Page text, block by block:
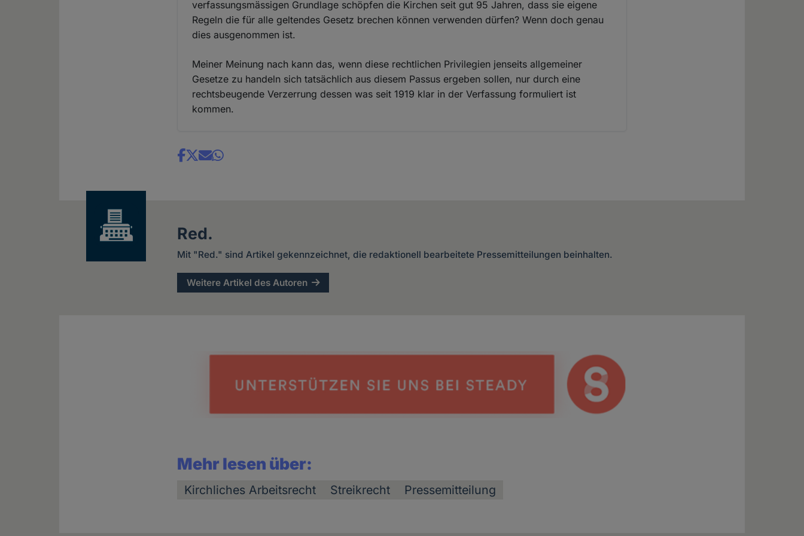
verfassungsmässigen Grundlage schöpfen die Kirchen seit gut 95 Jahren, dass sie eigene
Regeln die für alle geltendes Gesetz brechen können verwenden dürfen? Wenn doch genau
dies ausgenommen ist.
Meiner Meinung nach kann das, wenn diese rechtlichen Privilegien jenseits allgemeiner
Gesetze zu handeln sich tatsächlich aus diesem Passus ergeben sollen, nur durch eine
rechtsbeugende Verzerrung dessen was seit 1919 klar in der Verfassung formuliert ist
kommen.
Share
Red.
Mit "Red." sind Artikel gekennzeichnet, die redaktionell bearbeitete Pressemitteilungen beinhalten.
Weitere Artikel des Autoren
Mehr lesen über:
Kirchliches Arbeitsrecht Streikrecht Pressemitteilung